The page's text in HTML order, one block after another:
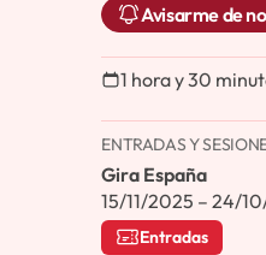
Avisarme de
1 hora y 30
ENTRADAS Y
Gira España
15/11/2025 – 24/
Entradas